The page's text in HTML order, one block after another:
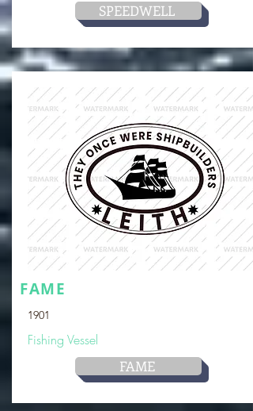
SPEEDWELL
FAME
1901
Fishing Vessel
FAME